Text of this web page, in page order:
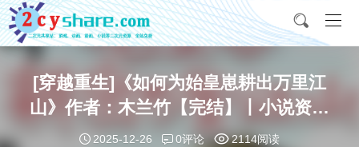
[穿越重生]《如何为始皇崽耕出万里江
山》作者：木兰竹【完结】丨小说资源
百度网盘免费txt下载
2025-12-26 0评论 2114阅读